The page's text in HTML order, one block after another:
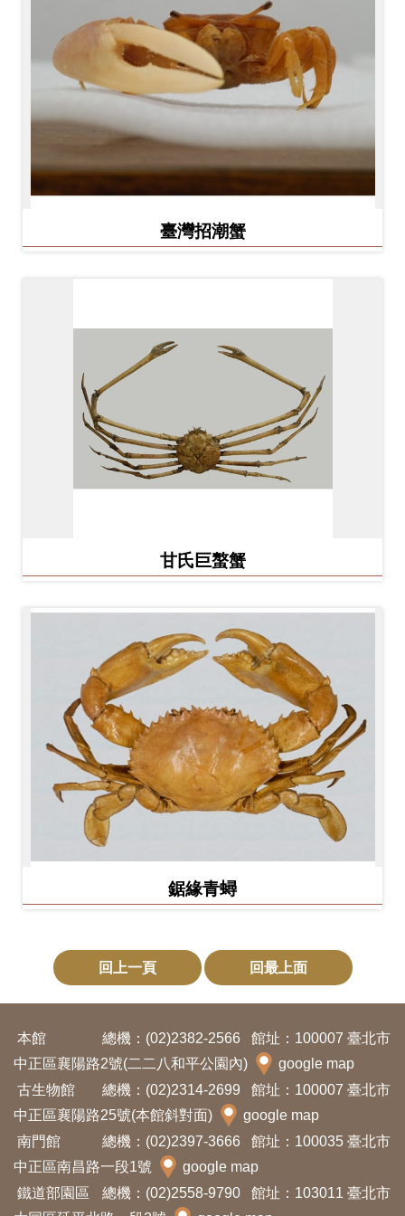
臺灣招潮蟹
甘氏巨螯蟹
鋸緣青蟳
回上一頁 回最上面
本館 總機：(02)2382-2566
館址：100007 臺北市
中正區襄陽路2號(二二八和平公園內)
google map
古生物館
總機：(02)2314-2699
館址：100007 臺北市
中正區襄陽路25號(本館斜對面)
google map
南門館
總機：(02)2397-3666
館址：100035 臺北市
中正區南昌路一段1號
google map
鐵道部園區
總機：(02)2558-9790
館址：103011 臺北市